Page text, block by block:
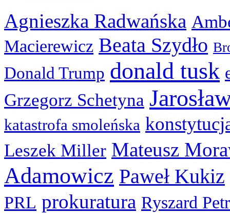
Agnieszka Radwańska
Macierewicz Beata Szydło
Donald Trump donald tusk
Grzegorz Schetyna
katastrofa smoleńska
Leszek Miller Mateusz
Adamowicz Paweł Kukiz
PRL prokuratura Ryszard